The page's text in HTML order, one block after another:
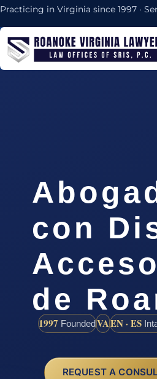
Practicing in Virginia since 1997 ·
con
de
1997 FoundedVAEN · ES
REQUEST A